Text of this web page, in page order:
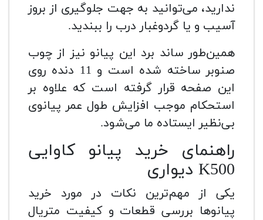
ندارید، می‌توانید به جهت جلوگیری از بروز
آسیب و یا گردوغبار درب را ببندید.
همین‌طور ساند برد این پیانو نیز از چوب
صنوبر ساخته شده است و 11 دنده روی
این صفحه قرار گرفته است که علاوه بر
استحکام موجب افزایش طول عمر پیانوی
بی‌نظیر ایستاده ما می‌شود.
راهنمای خرید پیانو کاوایی
K500 دیواری
یکی از مهم‌ترین نکات در مورد خرید
پیانوها بررسی قطعات و کیفیت متریال